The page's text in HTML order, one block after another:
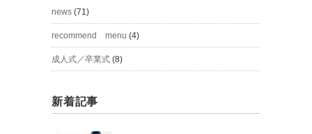
news (71)
recommend menu (4)
成人式／卒業式 (8)
新着記事